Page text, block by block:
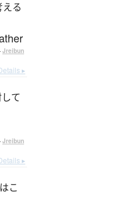
える
Jreibun
▸
て
Jreibun
▸
こ